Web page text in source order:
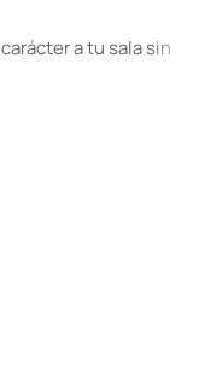
a tu sala sin